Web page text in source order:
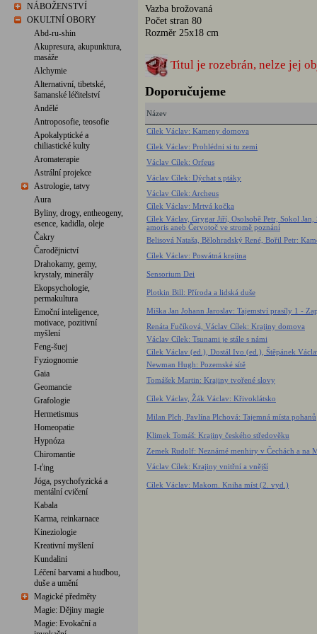
NÁBOŽENSTVÍ
OKULTNÍ OBORY
Abd-ru-shin
Akupresura, akupunktura,
masáže
Alchymie
Alternativní, tibetské,
šamanské léčitelství
Andělé
Antroposofie, teosofie
Apokalyptické a
chiliastické kulty
Aromaterapie
Astrální projekce
Astrologie, tatvy
Aura
Byliny, drogy, entheogeny,
esence, kadidla, oleje
Čakry
Čarodějnictví
Drahokamy, gemy,
krystaly, minerály
Ekopsychologie,
permakultura
Emoční inteligence,
motivace, pozitivní
myšlení
Feng-šuej
Fyziognomie
Gaia
Geomancie
Grafologie
Hermetismus
Homeopatie
Hypnóza
Chiromantie
I-ťing
Jóga, psychofyzická a
mentální cvičení
Kabala
Karma, reinkarnace
Kineziologie
Kreativní myšlení
Kundalini
Léčení barvami a hudbou,
duše a umění
Magické předměty
Magie: Dějiny magie
Magie: Evokační a
Vazba brožovaná
Počet stran 80
Rozměr 25x18 cm
Titul je rozebrán, nelze jej
Doporučujeme
Název
Cílek Václav: Kameny domova
Cílek Václav: Prohlédni si tu zemi
Václav Cílek: Orfeus
Václav Cílek: Dýchat s ptáky
Václav Cílek: Archeus
Cílek Václav: Mrtvá kočka
Cílek Václav, Grygar Jiří, Osolsobě Petr, Sokol
amoris aneb Červotoč ve stromě poznání
Belisová Nataša, Bělohradský René, Bořil Petr:
Cílek Václav: Posvátná krajina
Sensorium Dei
Plotkin Bill: Příroda a lidská duše
Miška Jan Johann Jaroslav: Tajemství prasíly 1 -
Renáta Fučíková, Václav Cílek: Krajiny domova
Václav Cílek: Tsunami je stále s námi
Cílek Václav (ed.), Dostál Ivo (ed.), Štěpánek
Newman Hugh: Pozemské sítě
Tomášek Martin: Krajiny tvořené slovy
Cílek Václav, Žák Václav: Křivoklátsko
Milan Plch, Pavlína Plchová: Tajemná místa pohanů
Klimek Tomáš: Krajiny českého středověku
Zemek Rudolf: Neznámé menhiry v Čechách a na
Václav Cílek: Krajiny vnitřní a vnější
Cílek Václav: Makom. Kniha míst (2. vyd.)